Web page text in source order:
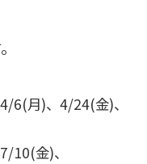
6(月)、4/24(金)、
10(金)、